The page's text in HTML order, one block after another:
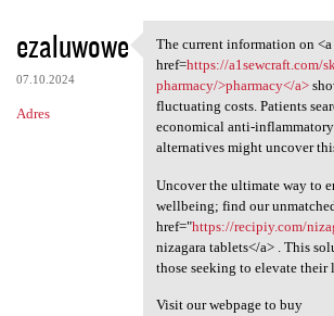
ezaluwowe
07.10.2024
Adres
The current information
The current information on <a
href=https://a1sewcraft.com/
pharmacy/>pharmacy</a>
fluctuating costs. Patients
economical anti-
alternatives might uncover
Uncover the ultimate way to
wellbeing; find our
href="https://recipiy.com/
nizagara tablets</a> . This
those seeking to elevate
Visit our webpage to buy